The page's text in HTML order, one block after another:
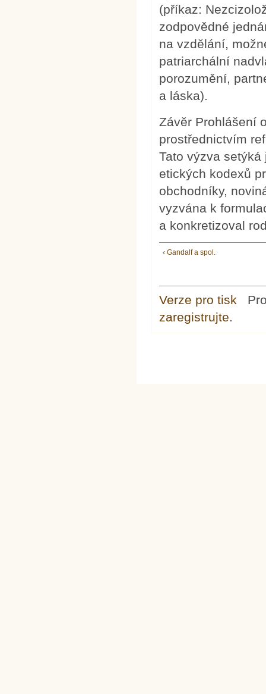
(příkaz:
zodpovědné
na vzdělání,
patriarchální
porozumění,
a láska).
Závěr Prohlášení
prostřednictvím
Tato výzva
etických kodexů
obchodníky,
vyzvána k
a konkretizoval
‹ Gandalf a spol.
Verze pro tisk
zaregistrujte.